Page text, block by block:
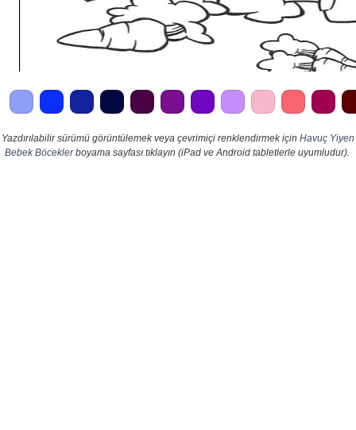
Yazdırılabilir sürümü görüntülemek veya çevrimiçi renklendirmek için Havuç Yiyen
Bebek Böceklerboyama sayfası tıklayın (iPad ve Android tabletlerle uyumludur).